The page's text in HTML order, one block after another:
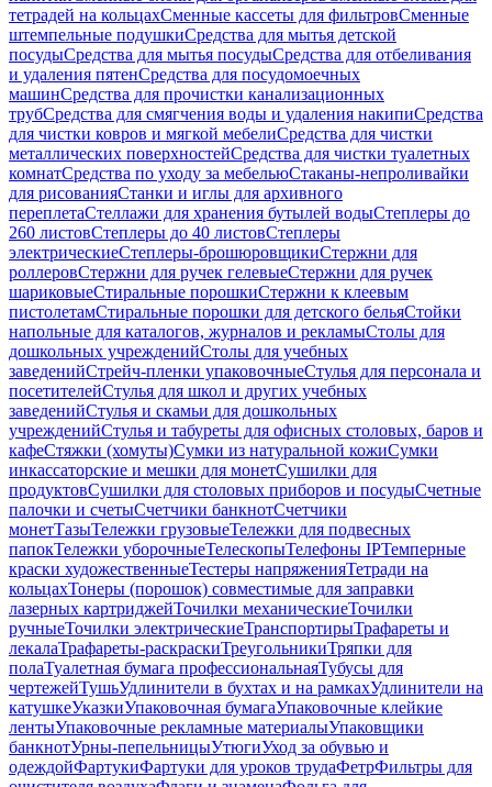
тетрадей на кольцахСменные кассеты для фильтровСменные
штемпельные подушкиСредства для мытья детской
посудыСредства для мытья посудыСредства для отбеливания
и удаления пятенСредства для посудомоечных
машинСредства для прочистки канализационных
трубСредства для смягчения воды и удаления накипиСредства
для чистки ковров и мягкой мебелиСредства для чистки
металлических поверхностейСредства для чистки туалетных
комнатСредства по уходу за мебельюСтаканы-непроливайки
для рисованияСтанки и иглы для архивного
переплетаСтеллажи для хранения бутылей водыСтеплеры до
260 листовСтеплеры до 40 листовСтеплеры
электрическиеСтеплеры-брошюровщикиСтержни для
роллеровСтержни для ручек гелевыеСтержни для ручек
шариковыеСтиральные порошкиСтержни к клеевым
пистолетамСтиральные порошки для детского бельяСтойки
напольные для каталогов, журналов и рекламыСтолы для
дошкольных учрежденийСтолы для учебных
заведенийСтрейч-пленки упаковочныеСтулья для персонала и
посетителейСтулья для школ и других учебных
заведенийСтулья и скамьи для дошкольных
учрежденийСтулья и табуреты для офисных столовых, баров и
кафеСтяжки (хомуты)Сумки из натуральной кожиСумки
инкассаторские и мешки для монетСушилки для
продуктовСушилки для столовых приборов и посудыСчетные
палочки и счетыСчетчики банкнотСчетчики
монетТазыТележки грузовыеТележки для подвесных
папокТележки уборочныеТелескопыТелефоны IPТемперные
краски художественныеТестеры напряженияТетради на
кольцахТонеры (порошок) совместимые для заправки
лазерных картриджейТочилки механическиеТочилки
ручныеТочилки электрическиеТранспортирыТрафареты и
лекалаТрафареты-раскраскиТреугольникиТряпки для
полаТуалетная бумага профессиональнаяТубусы для
чертежейТушьУдлинители в бухтах и на рамкахУдлинители на
катушкеУказкиУпаковочная бумагаУпаковочные клейкие
лентыУпаковочные рекламные материалыУпаковщики
банкнотУрны-пепельницыУтюгиУход за обувью и
одеждойФартукиФартуки для уроков трудаФетрФильтры для